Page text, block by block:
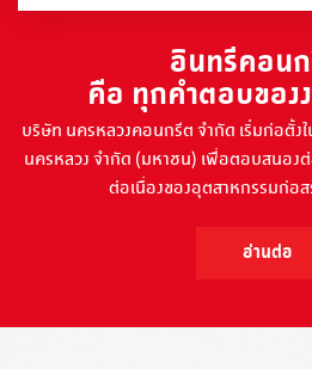
อินทรีคอน
คือ ทุกคำตอบของ
บริษัท นครหลวงคอนกรีต จำกัด เริ่มก่อตั้ง
นครหลวง จำกัด (มหาชน) เพื่อตอบสนอง
ต่อเนื่องของอุตสาหกรรมก่อส
อ่านต่อ